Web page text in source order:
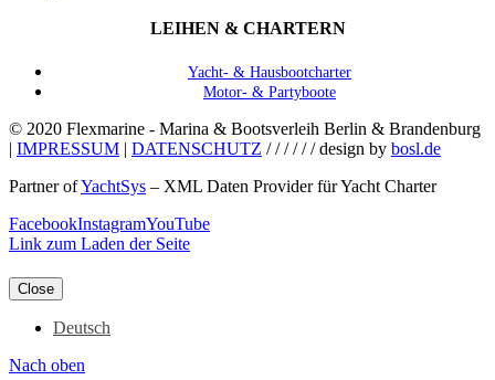
LEIHEN & CHARTERN
Yacht- & Hausbootcharter
Motor- & Partyboote
© 2020 Flexmarine - Marina & Bootsverleih Berlin & Brandenburg
| IMPRESSUM | DATENSCHUTZ / / / / / / design by bosl.de
Partner ofYachtSys – XML Daten Provider für Yacht Charter
FacebookInstagramYouTube
Link zum Laden der Seite
Close
Deutsch
Nach oben